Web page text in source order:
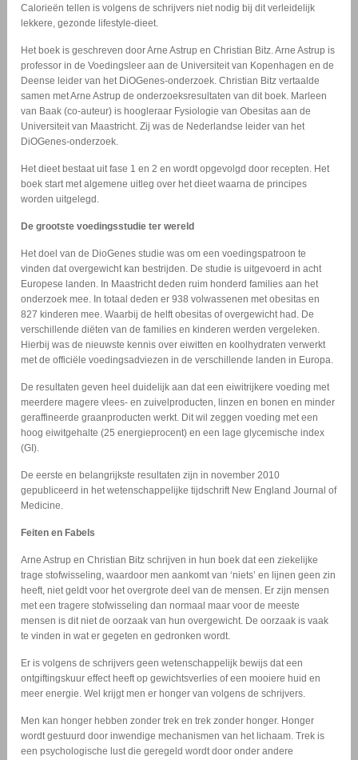
Calorieën tellen is volgens de schrijvers niet nodig bij dit verleidelijk
lekkere, gezonde lifestyle-dieet.
Het boek is geschreven door Arne Astrup en Christian Bitz. Arne Astrup is
professor in de Voedingsleer aan de Universiteit van Kopenhagen en de
Deense leider van het DiOGenes-onderzoek. Christian Bitz vertaalde
samen met Arne Astrup de onderzoeksresultaten van dit boek. Marleen
van Baak (co-auteur) is hoogleraar Fysiologie van Obesitas aan de
Universiteit van Maastricht. Zij was de Nederlandse leider van het
DiOGenes-onderzoek.
Het dieet bestaat uit fase 1 en 2 en wordt opgevolgd door recepten. Het
boek start met algemene uitleg over het dieet waarna de principes
worden uitgelegd.
De grootste voedingsstudie ter wereld
Het doel van de DioGenes studie was om een voedingspatroon te
vinden dat overgewicht kan bestrijden. De studie is uitgevoerd in acht
Europese landen. In Maastricht deden ruim honderd families aan het
onderzoek mee. In totaal deden er 938 volwassenen met obesitas en
827 kinderen mee. Waarbij de helft obesitas of overgewicht had. De
verschillende diëten van de families en kinderen werden vergeleken.
Hierbij was de nieuwste kennis over eiwitten en koolhydraten verwerkt
met de officiële voedingsadviezen in de verschillende landen in Europa.
De resultaten geven heel duidelijk aan dat een eiwitrijkere voeding met
meerdere magere vlees- en zuivelproducten, linzen en bonen en minder
geraffineerde graanproducten werkt. Dit wil zeggen voeding met een
hoog eiwitgehalte (25 energieprocent) en een lage glycemische index
(GI).
De eerste en belangrijkste resultaten zijn in november 2010
gepubliceerd in het wetenschappelijke tijdschrift New England Journal of
Medicine.
Feiten en Fabels
Arne Astrup en Christian Bitz schrijven in hun boek dat een ziekelijke
trage stofwisseling, waardoor men aankomt van ‘niets’ en lijnen geen zin
heeft, niet geldt voor het overgrote deel van de mensen. Er zijn mensen
met een tragere stofwisseling dan normaal maar voor de meeste
mensen is dit niet de oorzaak van hun overgewicht. De oorzaak is vaak
te vinden in wat er gegeten en gedronken wordt.
Er is volgens de schrijvers geen wetenschappelijk bewijs dat een
ontgiftingskuur effect heeft op gewichtsverlies of een mooiere huid en
meer energie. Wel krijgt men er honger van volgens de schrijvers.
Men kan honger hebben zonder trek en trek zonder honger. Honger
wordt gestuurd door inwendige mechanismen van het lichaam. Trek is
een psychologische lust die geregeld wordt door onder andere